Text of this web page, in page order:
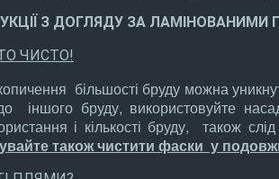
З ДОГЛЯДУ ЗА ЛАМІНОВАНИМИ
ЧИСТО!
більшості бруду можна
іншого бруду, використовуйте
і кількості бруду, також
також чистити фаски у